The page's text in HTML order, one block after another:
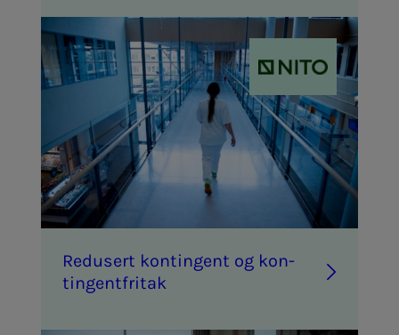
Re­­­du­­­sert kon­­­tin­­­gent og kon­­­
tin­­­gen­t­fri­­­tak